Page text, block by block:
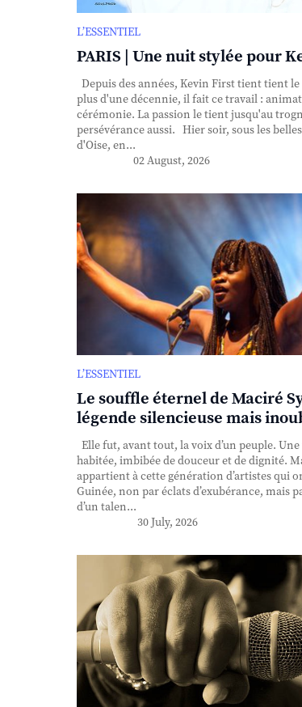
L’ESSENTIEL
PARIS | Une nuit stylée pour
Depuis des années, Kevin First tient tient
plus d'une décennie, il fait ce travail :
cérémonie. La passion le tient jusqu'au
persévérance aussi. Hier soir, sous les
d'Oise, en...
02 August, 2026
L’ESSENTIEL
Le souffle éternel de Maciré
légende silencieuse mais
Elle fut, avant tout, la voix d’un peuple.
habitée, imbibée de douceur et de dignité.
appartient à cette génération d’artistes qui
Guinée, non par éclats d’exubérance, mais
d’un talen...
30 July, 2026